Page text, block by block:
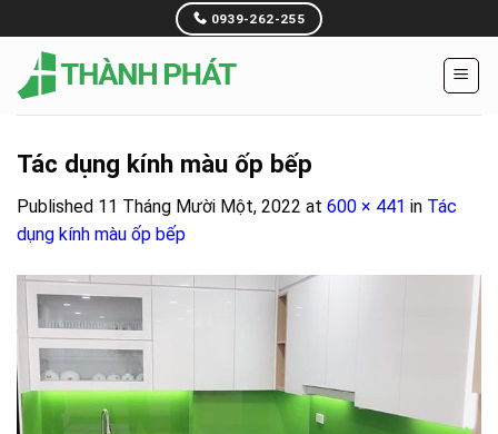
to
content
0939-262-255
Tác dụng kính màu ốp bếp
Published 11 Tháng Mười Một, 2022 at 600 × 441 in Tác
dụng kính màu ốp bếp